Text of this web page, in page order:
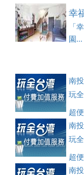
幸
「
園...
南投
玩
超
刊登、訂房系統、南投
玩
超
刊登、訂房系統、南投